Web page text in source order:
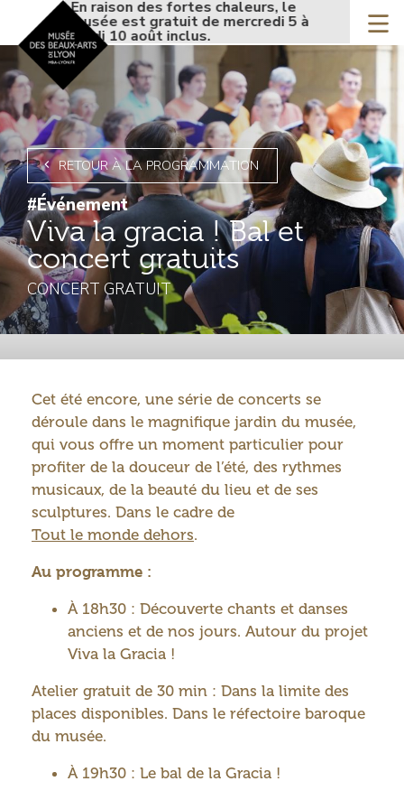
Aller
au
contenu
principal
Accueil - Site musée
En raison des fortes chaleurs, le
musée est gratuit de mercredi 5 à
lundi 10 août inclus.
musée
lundi 10
RETOUR À LA PROGRAMMATION
#Événement
Viva la gracia ! Bal et
concert gratuits
CONCERT GRATUIT
Introduction
Cet été encore, une série de concerts se
déroule dans le magnifique jardin du musée,
qui vous offre un moment particulier pour
profiter de la douceur de l’été, des rythmes
musicaux, de la beauté du lieu et de ses
sculptures. Dans le cadre de
Tout le monde dehors.
Au programme :
À 18h30 : Découverte chants et danses
anciens et de nos jours. Autour du projet
Viva la Gracia !
Atelier gratuit de 30 min : Dans la limite des
places disponibles. Dans le réfectoire baroque
du musée.
À 19h30 : Le bal de la Gracia !